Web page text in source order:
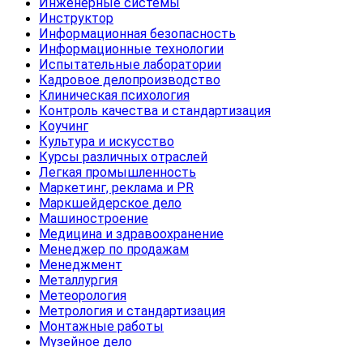
Инструктор
Информационная безопасность
Информационные технологии
Испытательные лаборатории
Кадровое делопроизводство
Клиническая психология
Контроль качества и стандартизация
Коучинг
Культура и искусство
Курсы различных отраслей
Легкая промышленность
Маркетинг, реклама и PR
Маркшейдерское дело
Машиностроение
Медицина и здравоохранение
Менеджер по продажам
Менеджмент
Металлургия
Метеорология
Метрология и стандартизация
Монтажные работы
Музейное дело